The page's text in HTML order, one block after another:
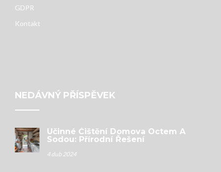
GDPR
Kontakt
NEDÁVNÝ PŘÍSPĚVEK
Účinné Čištění Domova Octem A
Sodou: Přírodní Řešení
4 dub 2024